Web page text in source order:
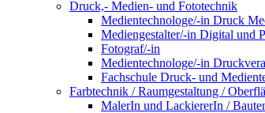
Druck,- Medien- und Fototechnik
Medientechnologe/-in Druck
Mediengestalter/-in Digital und
Fotograf/-in
Medientechnologe/-in
Fachschule Druck- und
Farbtechnik / Raumgestaltung /
MalerIn und LackiererIn /